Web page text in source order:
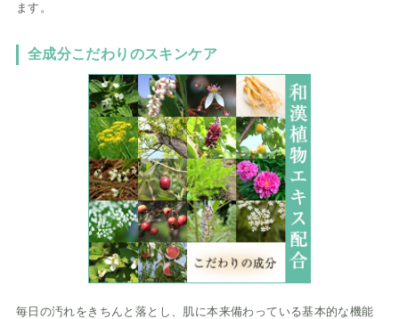
ます。
全成分こだわりのスキンケア
毎日の汚れをきちんと落とし、肌に本来備わっている基本的な機能